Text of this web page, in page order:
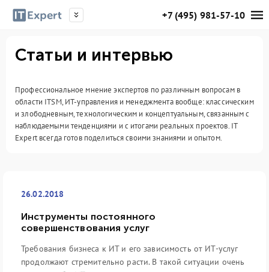
+7 (495) 981-57-10
Статьи и интервью
Профессиональное мнение экспертов по различным вопросам в
области ITSM, ИТ-управления и менеджмента вообще: классическим
и злободневным, технологическим и концептуальным, связанным с
наблюдаемыми тенденциями и с итогами реальных проектов. IT
Expert всегда готов поделиться своими знаниями и опытом.
26.02.2018
Инструменты постоянного
совершенствования услуг
Требования бизнеса к ИТ и его зависимость от ИТ-услуг
продолжают стремительно расти. В такой ситуации очень